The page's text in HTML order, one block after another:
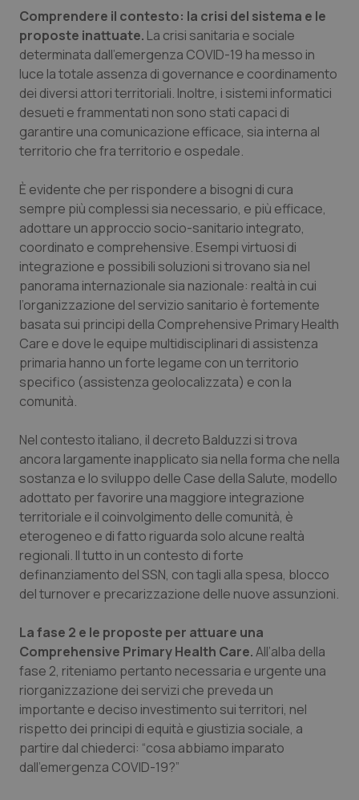
Marche
Molise
Piemonte
Provincia Autonoma di Bolzano
Provincia Autonoma di Trento
Puglia
Sardegna
Sicilia
Toscana
Umbria
Valle D’Aosta
Veneto
Donna & Salute
Epatiti
HIV
Infezioni & Febbre
Ipertensione & Scompenso
Malattie rare
Malattia di Crohn & Rettocolite Ulcerosa
Neuroscienze & patologie neurodegenerative
Obesità
Oftalmologia
Oncodermatologia
Oncoematologia
Oncologia & Nutrizione
Psoriasi & pelle
Quotidiano Chirurgia
Quotidiano Oncologia
Quotidiano Pediatria
Rene & patologie urogenitali
Comprendere il contesto: la crisi del sistema e le
proposte inattuate. La crisi sanitaria e sociale
determinata dall’emergenza COVID-19 ha messo in
luce la totale assenza di governance e coordinamento
dei diversi attori territoriali. Inoltre, i sistemi informatici
desueti e frammentati non sono stati capaci di
garantire una comunicazione efficace, sia interna al
territorio che fra territorio e ospedale.
È evidente che per rispondere a bisogni di cura
sempre più complessi sia necessario, e più efficace,
adottare un approccio socio-sanitario integrato,
coordinato e comprehensive. Esempi virtuosi di
integrazione e possibili soluzioni si trovano sia nel
panorama internazionale sia nazionale: realtà in cui
l’organizzazione del servizio sanitario è fortemente
basata sui principi della Comprehensive Primary Health
Care e dove le equipe multidisciplinari di assistenza
primaria hanno un forte legame con un territorio
specifico (assistenza geolocalizzata) e con la
comunità.
Nel contesto italiano, il decreto Balduzzi si trova
ancora largamente inapplicato sia nella forma che nella
sostanza e lo sviluppo delle Case della Salute, modello
adottato per favorire una maggiore integrazione
territoriale e il coinvolgimento delle comunità, è
eterogeneo e di fatto riguarda solo alcune realtà
regionali. Il tutto in un contesto di forte
definanziamento del SSN, con tagli alla spesa, blocco
del turnover e precarizzazione delle nuove assunzioni.
La fase 2 e le proposte per attuare una
Comprehensive Primary Health Care.All’alba della
fase 2, riteniamo pertanto necessaria e urgente una
riorganizzazione dei servizi che preveda un
importante e deciso investimento sui territori, nel
rispetto dei principi di equità e giustizia sociale, a
partire dal chiederci: “cosa abbiamo imparato
dall’emergenza COVID-19?”